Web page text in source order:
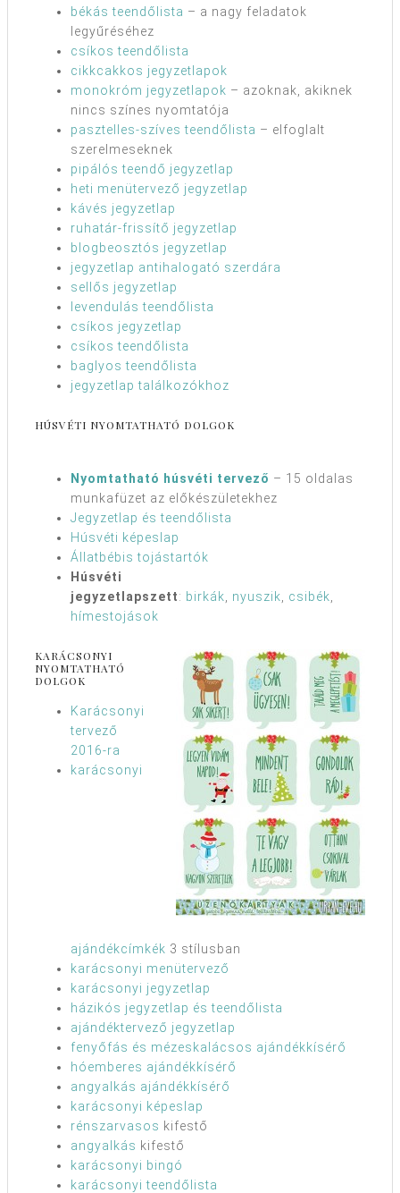
békás teendőlista – a nagy feladatok
legyűréséhez
csíkos teendőlista
cikkcakkos jegyzetlapok
monokróm jegyzetlapok – azoknak, akiknek
nincs színes nyomtatója
pasztelles-szíves teendőlista – elfoglalt
szerelmeseknek
pipálós teendő jegyzetlap
heti menütervező jegyzetlap
kávés jegyzetlap
ruhatár-frissítő jegyzetlap
blogbeosztós jegyzetlap
jegyzetlap antihalogató szerdára
sellős jegyzetlap
levendulás teendőlista
csíkos jegyzetlap
csíkos teendőlista
baglyos teendőlista
jegyzetlap találkozókhoz
HÚSVÉTI NYOMTATHATÓ DOLGOK
Nyomtatható húsvéti tervező – 15 oldalas
munkafüzet az előkészületekhez
Jegyzetlap és teendőlista
Húsvéti képeslap
Állatbébis tojástartók
Húsvéti
jegyzetlapszett: birkák nyuszik csibék
hímestojások
KARÁCSONYI
NYOMTATHATÓ
DOLGOK
Karácsonyi
tervező
2016-ra
karácsonyi
ajándékcímkék 3 stílusban
karácsonyi menütervező
karácsonyi jegyzetlap
házikós jegyzetlap és teendőlista
ajándéktervező jegyzetlap
fenyőfás és mézeskalácsos ajándékkísérő
hóemberes ajándékkísérő
angyalkás ajándékkísérő
karácsonyi képeslap
rénszarvasos kifestő
angyalkás kifestő
karácsonyi bingó
karácsonyi teendőlista